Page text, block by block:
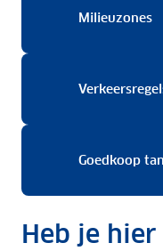
Milieuzones
Goedkoop
Heb je hier